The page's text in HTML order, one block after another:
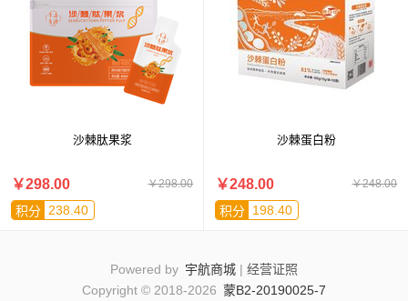
沙棘肽果浆
￥298.00
￥298.00
积分 238.40
沙棘蛋白粉
￥248.00
￥248.00
积分 198.40
Powered by 宇航商城 | 经营证照
Copyright © 2018-2026 蒙B2-20190025-7